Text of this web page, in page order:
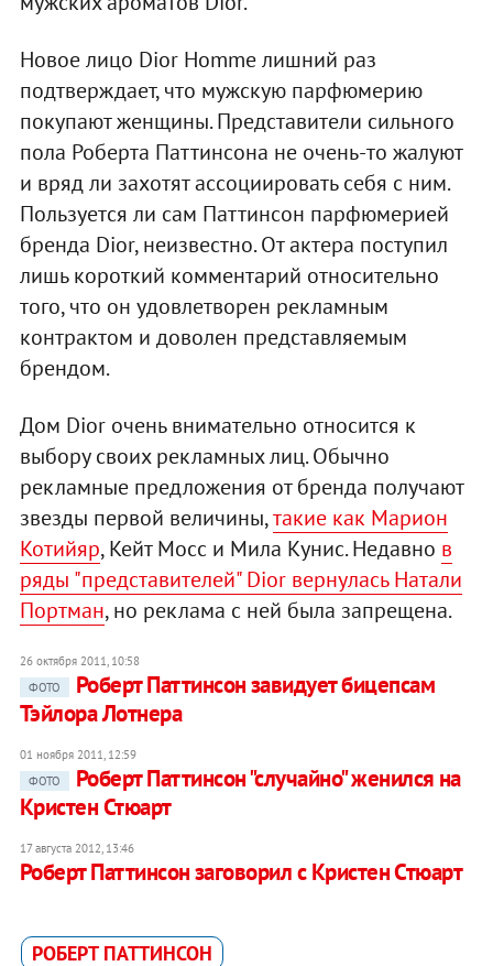
Новое лицо Dior Homme лишний раз
подтверждает, что мужскую парфюмерию
покупают женщины. Представители сильного
пола Роберта Паттинсона не очень-то жалуют
и вряд ли захотят ассоциировать себя с ним.
Пользуется ли сам Паттинсон парфюмерией
бренда Dior, неизвестно. От актера поступил
лишь короткий комментарий относительно
того, что он удовлетворен рекламным
контрактом и доволен представляемым
брендом.
Дом Dior очень внимательно относится к
выбору своих рекламных лиц. Обычно
рекламные предложения от бренда получают
звезды первой величины,такие как Марион
Котийяр, Кейт Мосс и Мила Кунис. Недавно в
ряды "представителей" Dior вернулась Натали
Портман, но реклама с ней была запрещена.
26 октября 2011, 10:58
ФОТО
Роберт Паттинсон завидует бицепсам
Тэйлора Лотнера
01 ноября 2011, 12:59
ФОТО
Роберт Паттинсон "случайно" женился на
Кристен Стюарт
17 августа 2012, 13:46
Роберт Паттинсон заговорил с Кристен Стюарт
РОБЕРТ ПАТТИНСОН